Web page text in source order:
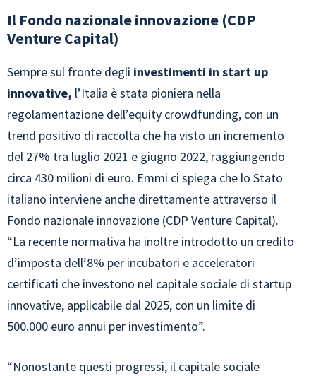
Il Fondo nazionale innovazione (CDP
Venture Capital)
Sempre sul fronte degli investimenti in start up
innovative, l’Italia è stata pioniera nella
regolamentazione dell’equity crowdfunding, con un
trend positivo di raccolta che ha visto un incremento
del 27% tra luglio 2021 e giugno 2022, raggiungendo
circa 430 milioni di euro. Emmi ci spiega che lo Stato
italiano interviene anche direttamente attraverso il
Fondo nazionale innovazione (CDP Venture Capital).
“La recente normativa ha inoltre introdotto un credito
d’imposta dell’8% per incubatori e acceleratori
certificati che investono nel capitale sociale di startup
innovative, applicabile dal 2025, con un limite di
500.000 euro annui per investimento”.
“Nonostante questi progressi, il capitale sociale